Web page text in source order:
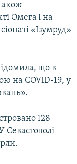
Омега і на
«Ізумруд»
що в
на COVID-19, у
128
Севастополі –